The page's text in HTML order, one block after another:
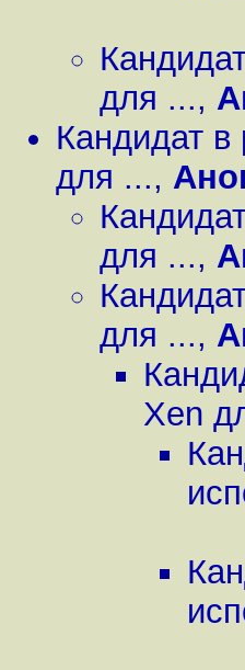
для ...,
Кандидат в
для ...,
для ...,
для ...,
Xen